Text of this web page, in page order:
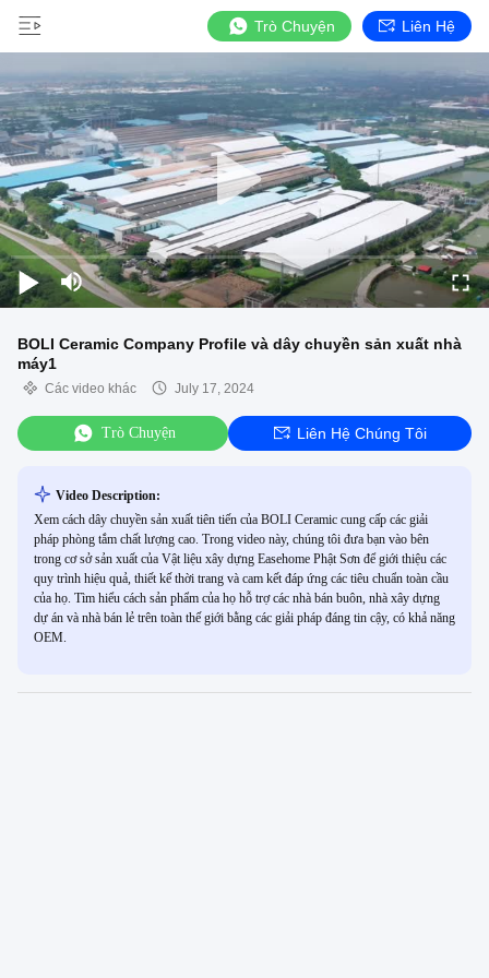
Trò Chuyện Liên Hệ
BOLI Ceramic Company Profile và dây chuyền sản xuất nhà
máy1
Các video khác July 17, 2024
Trò Chuyện Liên Hệ Chúng Tôi
Video Description:
Xem cách dây chuyền sản xuất tiên tiến của BOLI Ceramic cung cấp các giải
pháp phòng tắm chất lượng cao. Trong video này, chúng tôi đưa bạn vào bên
trong cơ sở sản xuất của Vật liệu xây dựng Easehome Phật Sơn để giới thiệu các
quy trình hiệu quả, thiết kế thời trang và cam kết đáp ứng các tiêu chuẩn toàn cầu
của họ. Tìm hiểu cách sản phẩm của họ hỗ trợ các nhà bán buôn, nhà xây dựng
dự án và nhà bán lẻ trên toàn thế giới bằng các giải pháp đáng tin cậy, có khả năng
OEM.